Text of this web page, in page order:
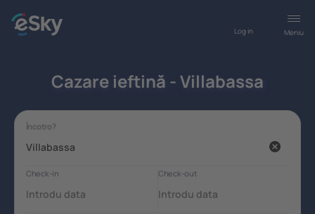
Meniu
Log in
Cazare ieftină - Villabassa